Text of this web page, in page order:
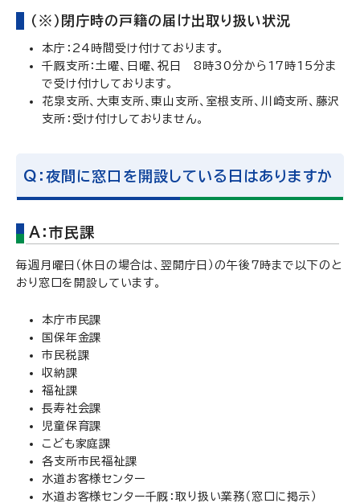
（※）閉庁時の戸籍の届け出取り扱い状況
本庁：24時間受け付けております。
千厩支所：土曜、日曜、祝日 8時30分から17時15分ま
で受け付けしております。
花泉支所、大東支所、東山支所、室根支所、川崎支所、藤沢
支所：受け付けしておりません。
Q：夜間に窓口を開設している日はありますか
A：市民課
毎週月曜日（休日の場合は、翌開庁日）の午後7時まで以下のと
おり窓口を開設しています。
本庁市民課
国保年金課
市民税課
収納課
福祉課
長寿社会課
児童保育課
こども家庭課
各支所市民福祉課
水道お客様センター
水道お客様センター千厩：取り扱い業務（窓口に掲示）